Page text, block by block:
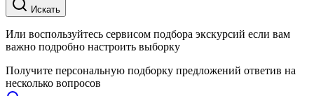
Искать
Или воспользуйтесь сервисом подбора экскурсий если вам
важно подробно настроить выборку
Получите персональную подборку предложений ответив на
несколько вопросов